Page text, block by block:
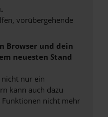
vorübergehende
Browser und dein
neuesten Stand
nur ein
kann auch dazu
nicht mehr